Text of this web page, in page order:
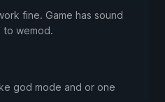
fine. Game has sound
to wemod.
god mode and or one